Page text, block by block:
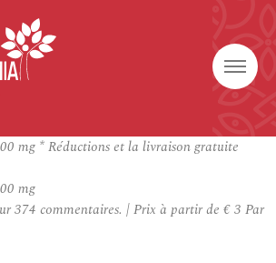
mg * Réductions et la livraison gratuite
mg
374 commentaires. |Prix à partir de € 3 Par